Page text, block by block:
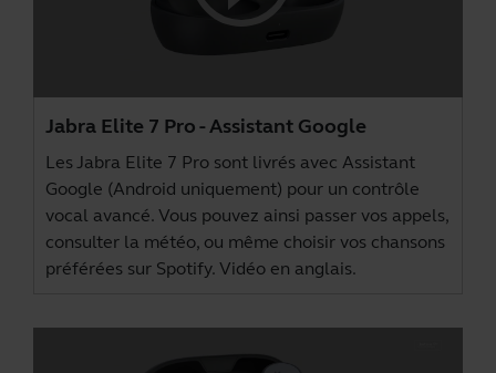
Jabra Elite 7 Pro - Assistant Google
Les Jabra Elite 7 Pro sont livrés avec Assistant
Google (Android uniquement) pour un contrôle
vocal avancé. Vous pouvez ainsi passer vos appels,
consulter la météo, ou même choisir vos chansons
préférées sur Spotify. Vidéo en anglais.